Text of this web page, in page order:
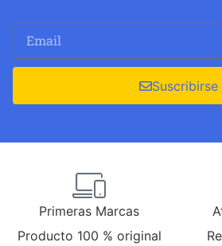
Suscribirse
Primeras Marcas
Producto 100 % original